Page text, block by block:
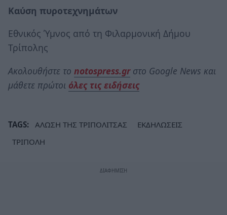
Καύση πυροτεχνημάτων
Εθνικός Ύμνος από τη Φιλαρμονική Δήμου
Τρίπολης
Ακολουθήστε το notospress.grστο Google News και
μάθετε πρώτοι όλες τις ειδήσεις
TAGS: ΑΛΩΣΗ ΤΗΣ ΤΡΙΠΟΛΙΤΣΑΣ
ΕΚΔΗΛΩΣΕΙΣ
ΤΡΙΠΟΛΗ